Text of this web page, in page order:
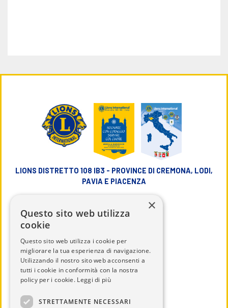
LIONS DISTRETTO 108 IB3 - PROVINCE DI CREMONA, LODI,
PAVIA E PIACENZA
CHI SIAMO
IL DISTRETTO
×
Questo sito web utilizza
cookie
Questo sito web utilizza i cookie per
migliorare la tua esperienza di navigazione.
Utilizzando il nostro sito web acconsenti a
tutti i cookie in conformità con la nostra
policy per i cookie. Leggi di più
STRETTAMENTE NECESSARI